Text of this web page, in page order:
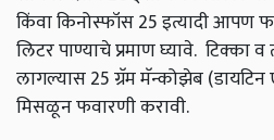
किंवा किनोस्फॉस 25 इत्यादी आपण
लिटर पाण्याचे प्रमाण घ्यावे. टिक्का व
लागल्यास 25 ग्रॅम मॅन्कोझेब
मिसळून फवारणी करावी.